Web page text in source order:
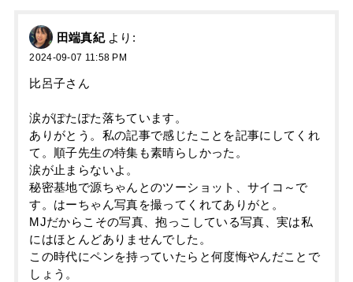
田端真紀 より:
2024-09-07 11:58 PM
比呂子さん
涙がぽたぽた落ちています。
ありがとう。私の記事で感じたことを記事にしてくれ
て。順子先生の特集も素晴らしかった。
涙が止まらないよ。
秘密基地で源ちゃんとのツーショット、サイコ～で
す。はーちゃん写真を撮ってくれてありがと。
MJだからこその写真、抱っこしている写真、実は私
にはほとんどありませんでした。
この時代にペンを持っていたらと何度悔やんだことで
しょう。